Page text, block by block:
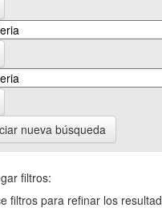
nueva búsqueda
filtros:
filtros para refinar los